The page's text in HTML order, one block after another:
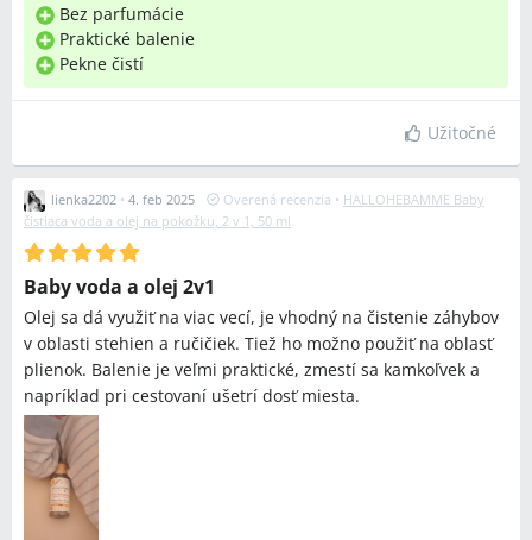
Bez parfumácie
Praktické balenie
Pekne čistí
Užitočné
lienka2202 • 4. feb 2025 Overená recenzia • HALLOHEBAMME Baby
čistiaca voda a olej na pokožku, 2 v 1, 50 ml
Baby voda a olej 2v1
Olej sa dá využiť na viac vecí, je vhodný na čistenie záhybov
v oblasti stehien a ručičiek. Tiež ho možno použiť na oblasť
plienok. Balenie je veľmi praktické, zmestí sa kamkoľvek a
napríklad pri cestovaní ušetrí dosť miesta.